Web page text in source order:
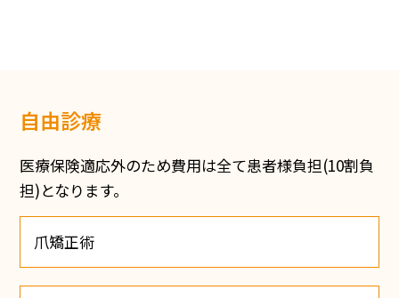
自由診療
医療保険適応外のため費用は全て患者様負担(10割負
担)となります。
爪矯正術